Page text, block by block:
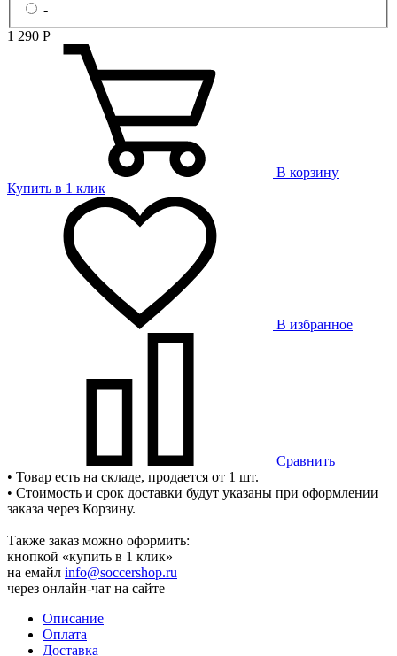
-
1 290 Р
В корзину
Купить в 1 клик
В избранное
Сравнить
• Товар есть на складе, продается от 1 шт.
• Стоимость и срок доставки будут указаны при оформлении
заказа через Корзину.
Также заказ можно оформить:
кнопкой «купить в 1 клик»
на емайл info@soccershop.ru
через онлайн-чат на сайте
Описание
Оплата
Доставка